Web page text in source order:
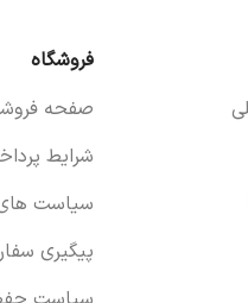
فروشگاه
صفحه
شرایط
سیاست های
پیگیری